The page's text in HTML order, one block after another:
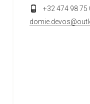
+32 474 98 75